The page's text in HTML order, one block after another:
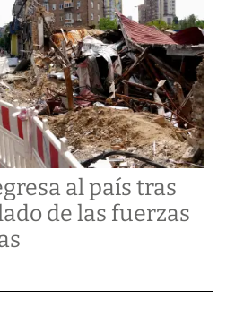
al país tras
de las fuerzas